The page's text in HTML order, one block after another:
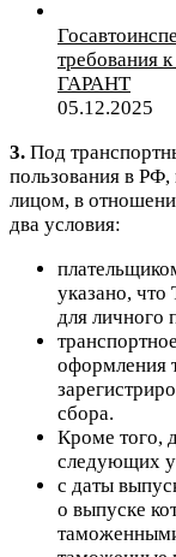
требования
ГАРАНТ
05.12.2025
3. Под
пользования в
лицом, в
два условия:
указано, что
для личного
оформления
сбора.
Кроме того,
следующих
с даты
о выпуске